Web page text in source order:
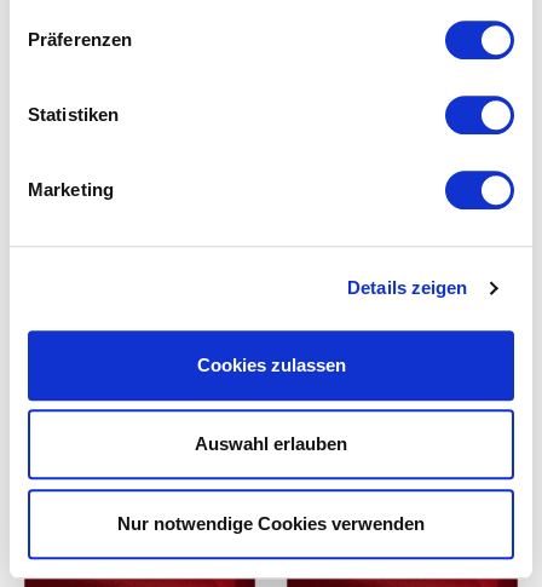
Präferenzen
Statistiken
Marketing
Details zeigen
Cookies zulassen
Auswahl erlauben
Nur notwendige Cookies verwenden
Das könnte Ihnen ebenfalls